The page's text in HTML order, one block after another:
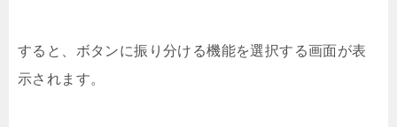
すると、ボタンに振り分ける機能を選択する画面が表
示されます。